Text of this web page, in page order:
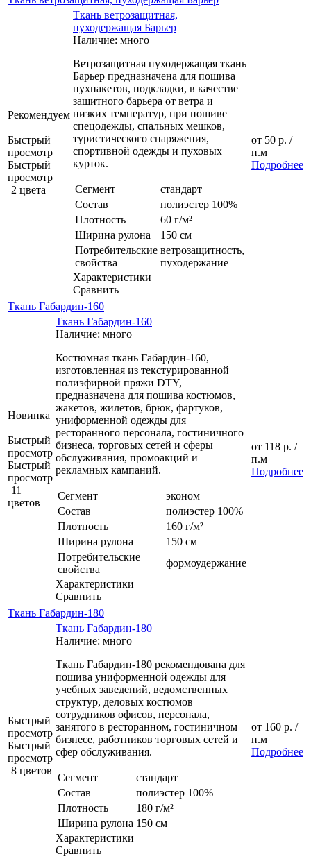
Рекомендуем
Быстрый
просмотр
Быстрый
просмотр
2 цвета
Ткань ветрозащитная,
пуходержащая Барьер
Наличие: много
Ветрозащитная пуходержащая ткань
Барьер предназначена для пошива
пухпакетов, подкладки, в качестве
защитного барьера от ветра и
низких температур, при пошиве
спецодежды, спальных мешков,
туристического снаряжения,
спортивной одежды и пуховых
курток.
Сегмент
стандарт
Состав
полиэстер 100%
Плотность
60 г/м²
Ширина рулона
150 см
Потребительские
свойства
ветрозащитность,
пуходержание
Характеристики
Сравнить
от 50 р. /
п.м
Подробнее
Ткань Габардин-160
Новинка
Быстрый
просмотр
Быстрый
просмотр
11
цветов
Ткань Габардин-160
Наличие: много
Костюмная ткань Габардин-160,
изготовленная из текстурированной
полиэфирной пряжи DTY,
предназначена для пошива костюмов,
жакетов, жилетов, брюк, фартуков,
униформенной одежды для
ресторанного персонала, гостиничного
бизнеса, торговых сетей и сферы
обслуживания, промоакций и
рекламных кампаний.
Сегмент
эконом
Состав
полиэстер 100%
Плотность
160 г/м²
Ширина рулона
150 см
Потребительские
свойства
формоудержание
Характеристики
Сравнить
от 118 р. /
п.м
Подробнее
Ткань Габардин-180
Быстрый
просмотр
Быстрый
просмотр
8 цветов
Ткань Габардин-180
Наличие: много
Ткань Габардин-180 рекомендована для
пошива униформенной одежды для
учебных заведений, ведомственных
структур, деловых костюмов
сотрудников офисов, персонала,
занятого в ресторанном, гостиничном
бизнесе, работников торговых сетей и
сфер обслуживания.
Сегмент
стандарт
Состав
полиэстер 100%
Плотность
180 г/м²
Ширина рулона 150 см
Характеристики
Сравнить
от 160 р. /
п.м
Подробнее